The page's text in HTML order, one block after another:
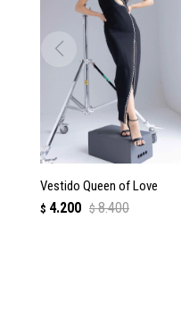
Vestido Queen of Love
$ 4.200 $ 8.400